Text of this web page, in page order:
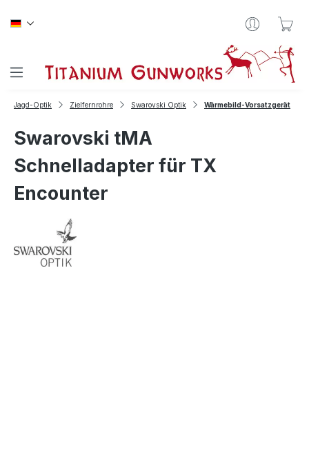
Jagd-Optik Zielfernrohre Swarovski Optik Wärmebild-Vorsatzgerät
Swarovski tMA
Schnelladapter für TX
Encounter